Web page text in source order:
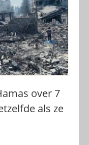
over 7
als ze